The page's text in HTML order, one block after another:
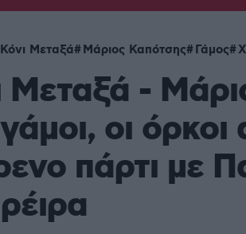
Κόνι Μεταξά Μάριος Καπότσης Γάμος
Μεταξά -
οι όρκοι
πάρτι με